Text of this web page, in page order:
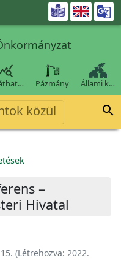


Pázmány Állami k…
közül 
–
Hivatal
(Létrehozva: 2022.